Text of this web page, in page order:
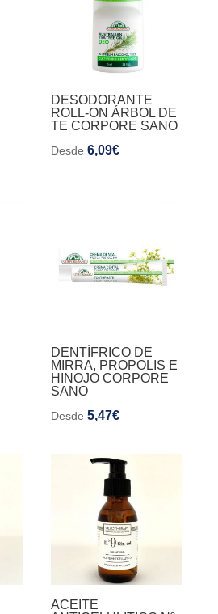
DESODORANTE
ROLL-ON ÁRBOL DE
TE CORPORE SANO
Desde6,09€
DENTÍFRICO DE
MIRRA, PROPOLIS E
HINOJO CORPORE
SANO
Desde5,47€
ACEITE